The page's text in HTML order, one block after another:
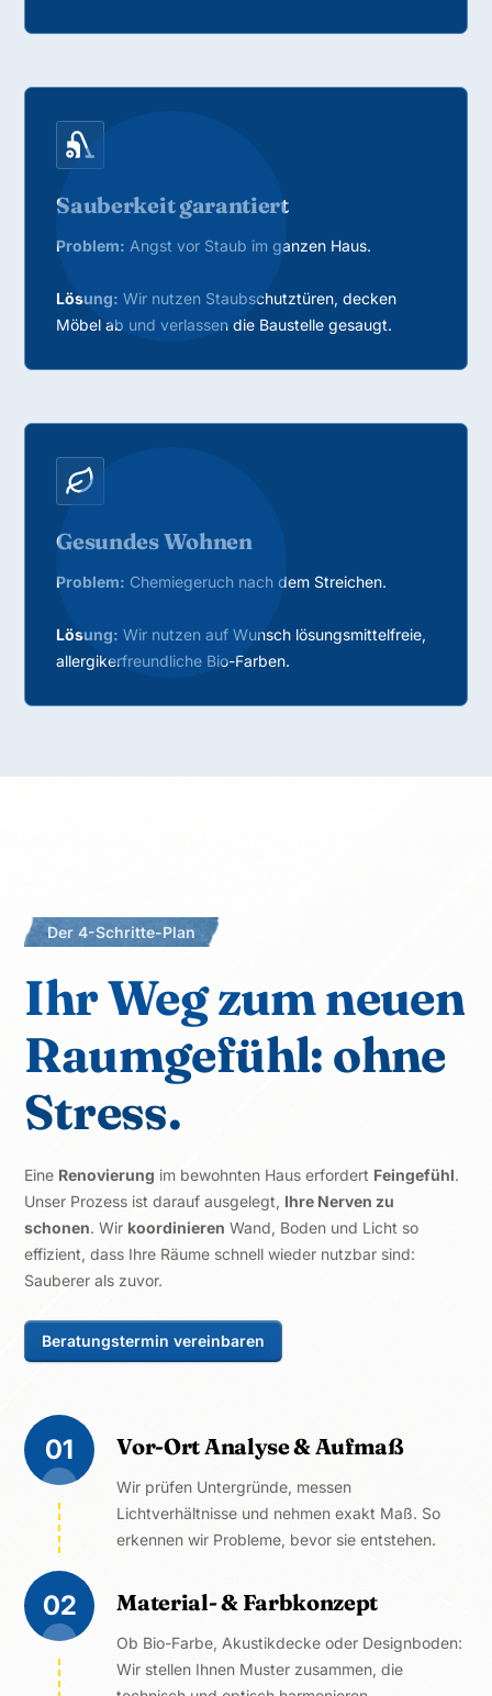
Sauberkeit garantiert
Problem: Angst vor Staub im ganzen Haus.
Lösung: Wir nutzen Staubschutztüren, decken
Möbel ab und verlassen die Baustelle gesaugt.
Gesundes Wohnen
Problem: Chemiegeruch nach dem Streichen.
Lösung: Wir nutzen auf Wunsch lösungsmittelfreie,
allergikerfreundliche Bio-Farben.
Der 4-Schritte-Plan
Ihr Weg zum neuen
Raumgefühl: ohne
Stress.
Eine Renovierung im bewohnten Haus erfordert Feingefühl.
Unser Prozess ist darauf ausgelegt, Ihre Nerven zu
schonen. Wir koordinieren Wand, Boden und Licht so
effizient, dass Ihre Räume schnell wieder nutzbar sind:
Sauberer als zuvor.
Beratungstermin vereinbaren
01 Vor-Ort Analyse & Aufmaß
Wir prüfen Untergründe, messen
Lichtverhältnisse und nehmen exakt Maß. So
erkennen wir Probleme, bevor sie entstehen.
02 Material- & Farbkonzept
Ob Bio-Farbe, Akustikdecke oder Designboden:
Wir stellen Ihnen Muster zusammen, die